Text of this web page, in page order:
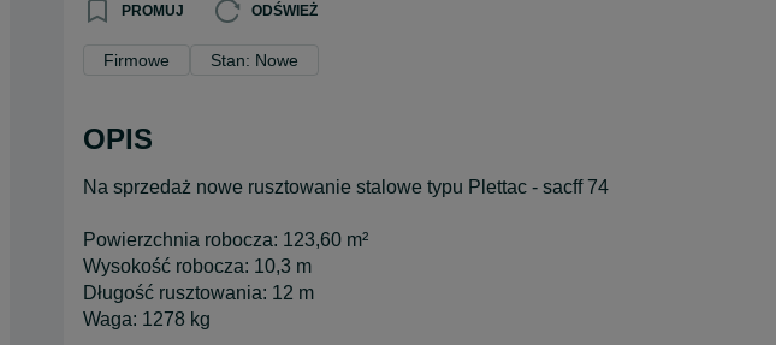
PROMUJ ODŚWIEŻ
Firmowe Stan: Nowe
OPIS
Na sprzedaż nowe rusztowanie stalowe typu Plettac - sacff 74
Powierzchnia robocza: 123,60 m²
Wysokość robocza: 10,3 m
Długość rusztowania: 12 m
Waga: 1278 kg